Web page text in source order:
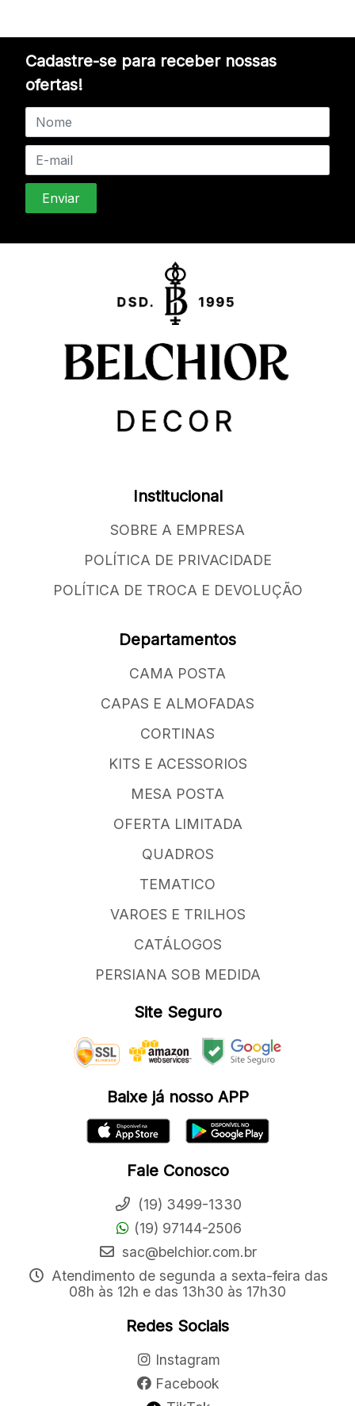
Cadastre-se para receber nossas
ofertas!
Institucional
SOBRE A EMPRESA
POLÍTICA DE PRIVACIDADE
POLÍTICA DE TROCA E DEVOLUÇÃO
Departamentos
CAMA POSTA
CAPAS E ALMOFADAS
CORTINAS
KITS E ACESSORIOS
MESA POSTA
OFERTA LIMITADA
QUADROS
TEMATICO
VAROES E TRILHOS
CATÁLOGOS
PERSIANA SOB MEDIDA
Site Seguro
Baixe já nosso APP
Fale Conosco
(19) 3499-1330
(19) 97144-2506
sac@belchior.com.br
Atendimento de segunda a sexta-feira das
08h às 12h e das 13h30 às 17h30
Redes Sociais
Instagram
Facebook